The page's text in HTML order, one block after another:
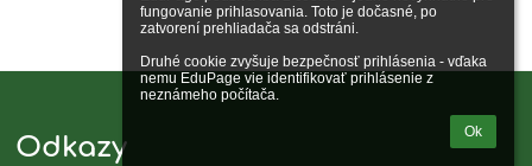
fungovanie prihlasovania. Toto je dočasné, po
zatvorení prehliadača sa odstráni.
Druhé cookie zvyšuje bezpečnosť prihlásenia - vďaka
nemu EduPage vie identifikovať prihlásenie z
neznámeho počítača.
Ok
Odkazy